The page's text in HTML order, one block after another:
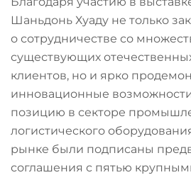
Шаньдонь Хуаду не только
о сотрудничестве со
существующих
клиентов, но и ярко
инновационные
позицию в секторе
логистического
рынке были подписаны
соглашения с пятью